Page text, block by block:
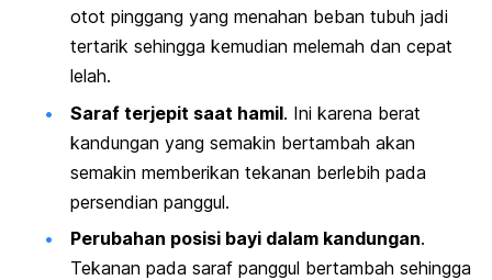
otot pinggang yang menahan beban tubuh jadi
tertarik sehingga kemudian melemah dan cepat
lelah.
Saraf terjepit saat hamil. Ini karena berat
kandungan yang semakin bertambah akan
semakin memberikan tekanan berlebih pada
persendian panggul.
Perubahan posisi bayi dalam kandungan.
Tekanan pada saraf panggul bertambah sehingga